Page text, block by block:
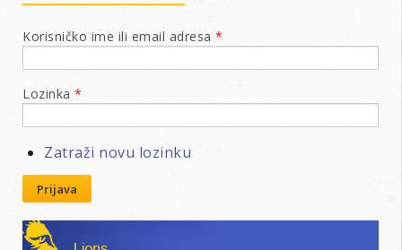
Korisničko ime ili email adresa *
Lozinka *
Zatraži novu lozinku
Prijava
Lions klubovi